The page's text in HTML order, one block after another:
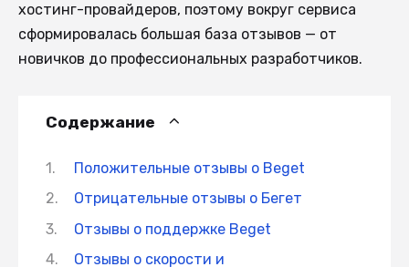
хостинг-провайдеров, поэтому вокруг сервиса
сформировалась большая база отзывов — от
новичков до профессиональных разработчиков.
Содержание
Положительные отзывы о Beget
Отрицательные отзывы о Бегет
Отзывы о поддержке Beget
Отзывы о скорости и